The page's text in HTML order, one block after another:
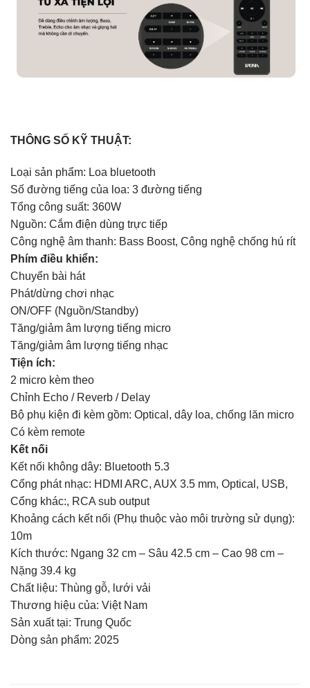
THÔNG SỐ KỸ THUẬT:
Loại sản phẩm: Loa bluetooth
Số đường tiếng của loa: 3 đường tiếng
Tổng công suất: 360W
Nguồn: Cắm điện dùng trực tiếp
Công nghệ âm thanh: Bass Boost, Công nghệ chống hú rít
Phím điều khiển:
Chuyển bài hát
Phát/dừng chơi nhạc
ON/OFF (Nguồn/Standby)
Tăng/giảm âm lượng tiếng micro
Tăng/giảm âm lượng tiếng nhạc
Tiện ích:
2 micro kèm theo
Chỉnh Echo / Reverb / Delay
Bộ phụ kiện đi kèm gồm: Optical, dây loa, chống lăn micro
Có kèm remote
Kết nối
Kết nối không dây: Bluetooth 5.3
Cổng phát nhạc: HDMI ARC, AUX 3.5 mm, Optical, USB,
Cổng khác:, RCA sub output
Khoảng cách kết nối (Phụ thuộc vào môi trường sử dụng):
10m
Kích thước: Ngang 32 cm – Sâu 42.5 cm – Cao 98 cm –
Nặng 39.4 kg
Chất liệu: Thùng gỗ, lưới vải
Thương hiệu của: Việt Nam
Sản xuất tại: Trung Quốc
Dòng sản phẩm: 2025